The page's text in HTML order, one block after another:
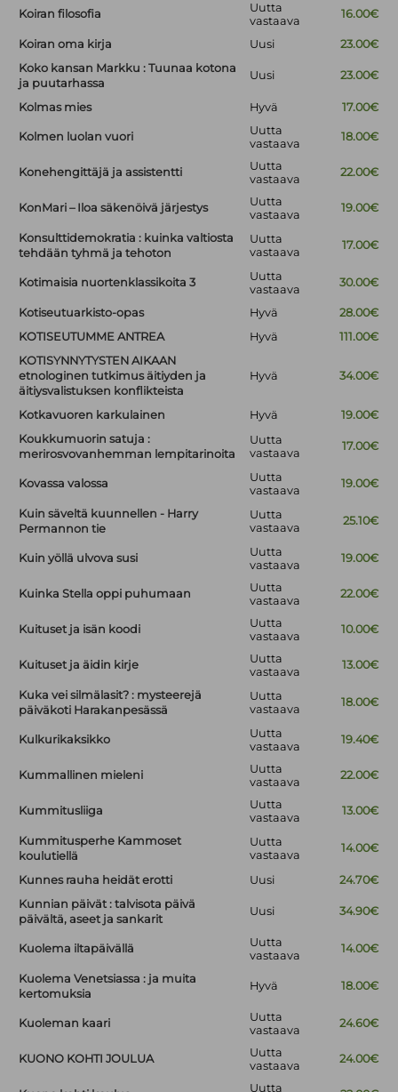
Koiran filosofia
Uutta
vastaava
16.00€
Koiran oma kirja Uusi
23.00€
Koko kansan Markku : Tuunaa kotona
ja puutarhassa
Uusi 23.00€
Kolmas mies Hyvä 17.00€
Kolmen luolan vuori
Uutta
vastaava
18.00€
Konehengittäjä ja assistentti
Uutta
vastaava
22.00€
KonMari – Iloa säkenöivä järjestys
Uutta
vastaava
19.00€
Konsulttidemokratia : kuinka valtiosta
tehdään tyhmä ja tehoton
Uutta
vastaava
17.00€
Kotimaisia nuortenklassikoita 3
Uutta
vastaava
30.00€
Kotiseutuarkisto-opas Hyvä
28.00€
KOTISEUTUMME ANTREA
Hyvä
111.00€
KOTISYNNYTYSTEN AIKAAN
etnologinen tutkimus äitiyden ja
äitiysvalistuksen konflikteista
Hyvä 34.00€
Kotkavuoren karkulainen Hyvä
19.00€
Koukkumuorin satuja :
merirosvovanhemman lempitarinoita
Uutta
vastaava
17.00€
Kovassa valossa
Uutta
vastaava
19.00€
Kuin säveltä kuunnellen - Harry
Permannon tie
Uutta
vastaava
25.10€
Kuin yöllä ulvova susi
Uutta
vastaava
19.00€
Kuinka Stella oppi puhumaan
Uutta
vastaava
22.00€
Kuituset ja isän koodi
Uutta
vastaava
10.00€
Kuituset ja äidin kirje
Uutta
vastaava
13.00€
Kuka vei silmälasit? : mysteerejä
päiväkoti Harakanpesässä
Uutta
vastaava
18.00€
Kulkurikaksikko
Uutta
vastaava
19.40€
Kummallinen mieleni
Uutta
vastaava
22.00€
Kummitusliiga
Uutta
vastaava
13.00€
Kummitusperhe Kammoset
koulutiellä
Uutta
vastaava
14.00€
Kunnes rauha heidät erotti Uusi
24.70€
Kunnian päivät : talvisota päivä
päivältä, aseet ja sankarit
Uusi 34.90€
Kuolema iltapäivällä
Uutta
vastaava
14.00€
Kuolema Venetsiassa : ja muita
kertomuksia
Hyvä 18.00€
Kuoleman kaari
Uutta
vastaava
24.60€
KUONO KOHTI JOULUA
Uutta
vastaava
24.00€
Uutta